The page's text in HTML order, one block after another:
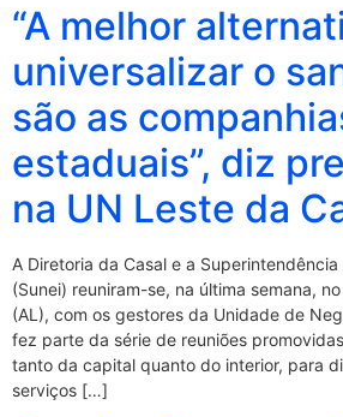
“A melhor
universalizar o
são as
estaduais”, diz
na UN Leste da
A Diretoria da Casal e a
(Sunei) reuniram-se, na última semana,
(AL), com os gestores da Unidade de
fez parte da série de reuniões
tanto da capital quanto do interior, para
serviços […]